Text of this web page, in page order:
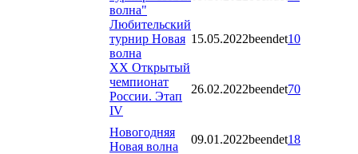
волна"
Любительский
турнир Новая
волна
15.05.2022beendet10
XX Открытый
чемпионат
России. Этап
IV
26.02.2022beendet70
Новогодняя
Новая волна
09.01.2022beendet18